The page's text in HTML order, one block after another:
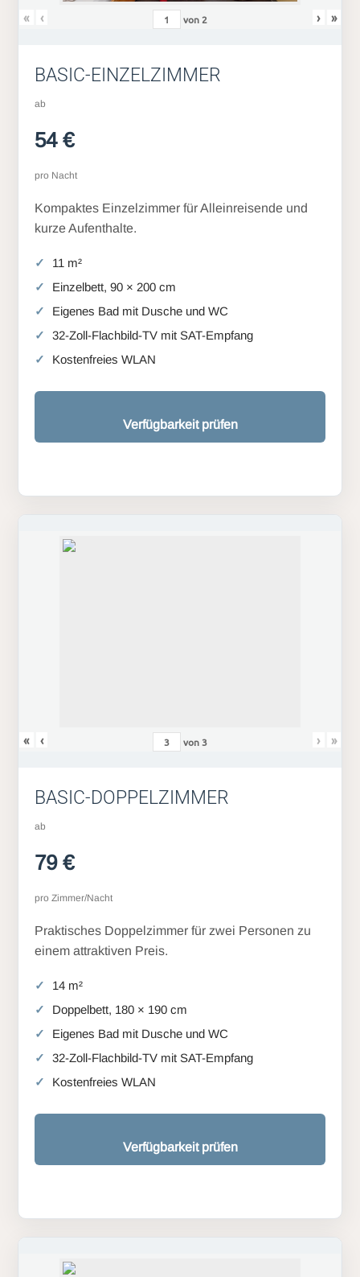
« ‹ von 2 › »
BASIC-EINZELZIMMER
ab
54 €
pro Nacht
Kompaktes Einzelzimmer für Alleinreisende und
kurze Aufenthalte.
11 m²
Einzelbett, 90 × 200 cm
Eigenes Bad mit Dusche und WC
32-Zoll-Flachbild-TV mit SAT-Empfang
Kostenfreies WLAN
Verfügbarkeit prüfen
« ‹ von3 › »
BASIC-DOPPELZIMMER
ab
79 €
pro Zimmer/Nacht
Praktisches Doppelzimmer für zwei Personen zu
einem attraktiven Preis.
14 m²
Doppelbett, 180 × 190 cm
Eigenes Bad mit Dusche und WC
32-Zoll-Flachbild-TV mit SAT-Empfang
Kostenfreies WLAN
Verfügbarkeit prüfen